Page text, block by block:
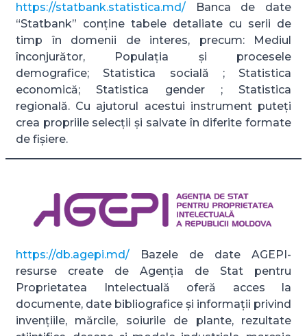
https://statbank.statistica.md/ Banca de date
“Statbank” conține tabele detaliate cu serii de
timp în domenii de interes, precum: Mediul
înconjurător, Populația și procesele
demografice; Statistica socială ; Statistica
economică; Statistica gender ; Statistica
regională. Cu ajutorul acestui instrument puteți
crea propriile selecții și salvate în diferite formate
de fișiere.
https://db.agepi.md/ Bazele de date AGEPI-
resurse create de Agenția de Stat pentru
Proprietatea Intelectuală oferă acces la
documente, date bibliografice și informații privind
invențiile, mărcile, soiurile de plante, rezultate